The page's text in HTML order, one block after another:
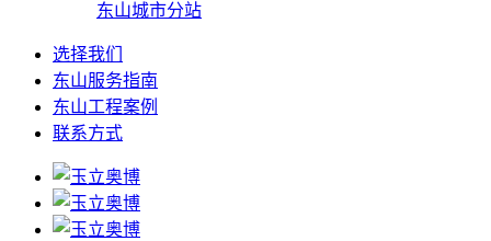
东山城市分站
选择我们
东山服务指南
东山工程案例
联系方式